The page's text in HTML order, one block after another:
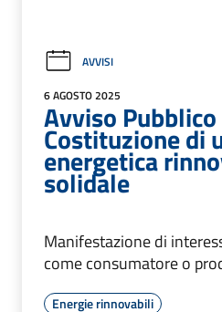
AVVISI
6 AGOSTO 2025
Avviso
Costituzione di
energetica
solidale
Manifestazione di
come consumatore o
Energie rinnovabili